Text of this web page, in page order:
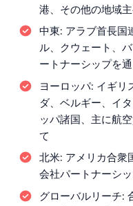
港、その他の地域
中東: アラブ首長国
ル、クウェート、
ートナーシップを
ヨーロッパ: イギリ
ダ、ベルギー、イ
ッパ諸国、主に航
て
北米: アメリカ合衆
会社パートナーシ
グローバルリーチ: